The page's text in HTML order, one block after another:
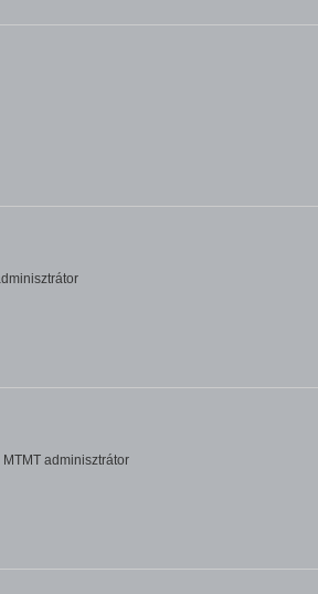
adminisztrátor